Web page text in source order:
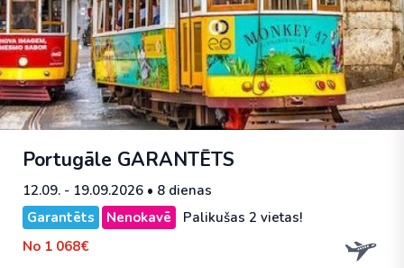
Portugāle GARANTĒTS
12.09. - 19.09.2026 • 8 dienas
Garantēts
Nenokavē
Palikušas 2 vietas!
No 1 068€